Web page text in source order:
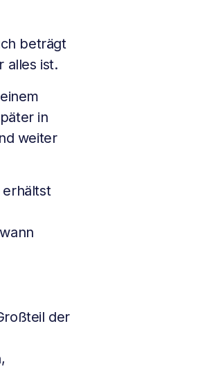
beträgt
alles ist.
in
weiter
erhältst
der